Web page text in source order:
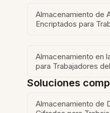
Almacenamiento de
Encriptados para
Almacenamiento en
para Trabajadores
Soluciones
Almacenamiento de